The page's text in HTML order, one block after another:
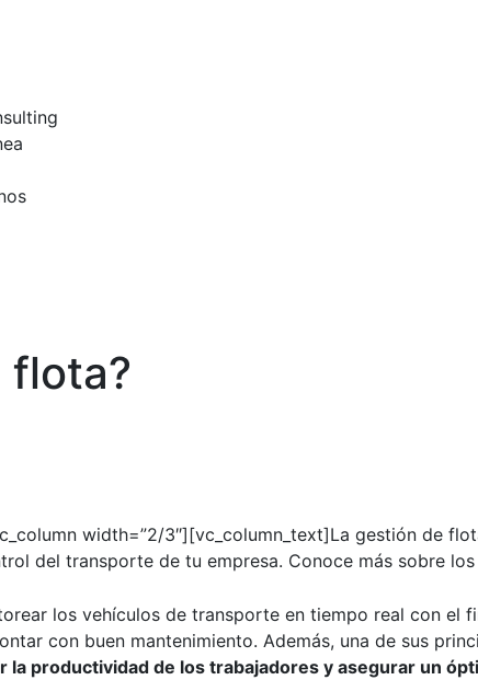
flota?
width=”2/3″][vc_column_text]La gestión de
del transporte de tu empresa. Conoce más sobre
los vehículos de transporte en tiempo real con el
con buen mantenimiento. Además, una de sus
la productividad de los trabajadores y asegurar un